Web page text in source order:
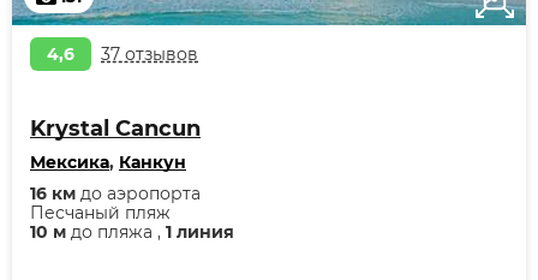
4,6 37 отзывов
Krystal Cancun
Мексика, Канкун
10 м до пляжа , 1 линия
Песчаный пляж
16 км до аэропорта